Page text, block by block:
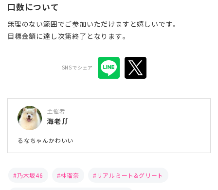
口数について
無理のない範囲でご参加いただけますと嬉しいです。
目標金額に達し次第終了となります。
SNSでシェア
主催者
海老∬
るなちゃんかわいい
乃木坂46 林瑠奈 リアルミート&グリート